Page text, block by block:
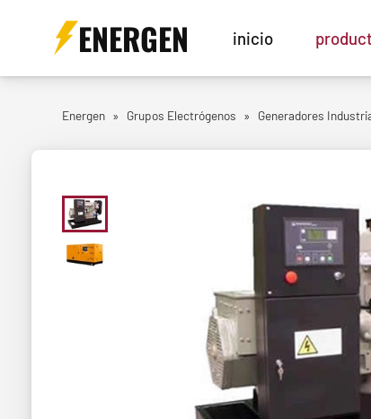
ENERGEN inicio
Energen » Grupos Electrógenos » Generadores